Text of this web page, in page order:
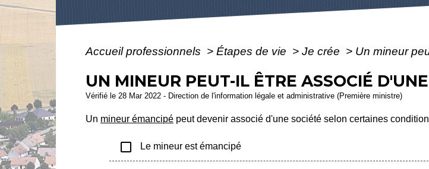
Accueil professionnels > Étapes de vie > Je crée > Un mineur
UN MINEUR PEUT-IL ÊTRE ASSOCIÉ
Vérifié le 28 Mar 2022 - Direction de l'information légale et administrative (Première ministre)
Un mineur émancipé peut devenir associé d'une société selon certaines
check_box_outline_blank Le mineur est émancipé